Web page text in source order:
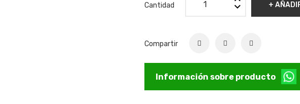
Cantidad +
Compartir
Información sobre producto